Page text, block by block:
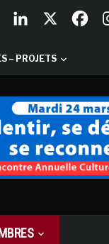
– PROJETS